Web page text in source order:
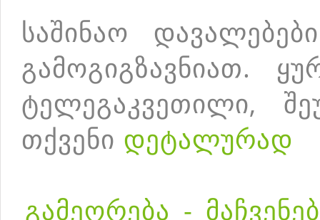
საშინაო
გამოგიგზავნიათ.
ტელეგაკვეთილი,
თქვენი დეტალურად
გამეორება -